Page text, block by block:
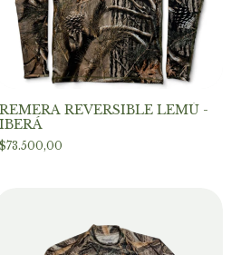
REMERA REVERSIBLE LEMÚ -
IBERÁ
$73.500,00